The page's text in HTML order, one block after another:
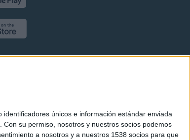
únicos e información estándar enviada
Con su permiso, nosotros y nuestros socios podemos
a nosotros y a nuestros 1538 socios para que